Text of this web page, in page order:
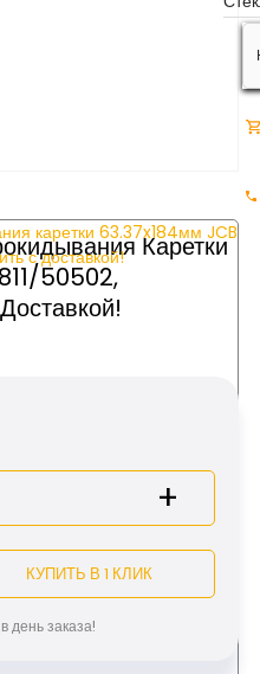
Каретки
50502,
+
КУПИТЬ В 1 КЛИК
день заказа!